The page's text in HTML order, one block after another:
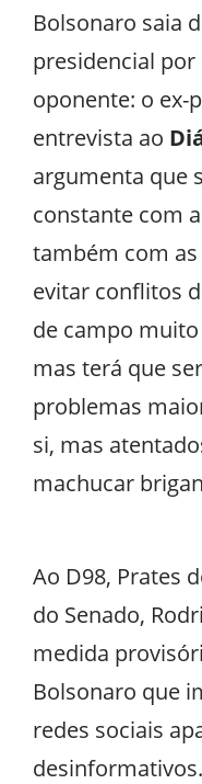
Bolsonaro saia
presidencial
oponente: o ex-
entrevista ao
argumenta que
constante com
também com
evitar conflitos
de campo
mas terá que
problemas
si, mas
machucar
Ao D98, Prates
do Senado,
medida
Bolsonaro que
redes sociais